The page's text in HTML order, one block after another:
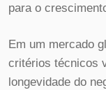
para o
Em um mercado
critérios técnicos
longevidade do